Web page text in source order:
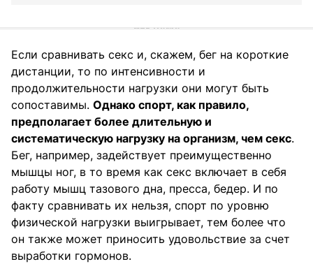
Если сравнивать секс и, скажем, бег на короткие
дистанции, то по интенсивности и
продолжительности нагрузки они могут быть
сопоставимы. Однако спорт, как правило,
предполагает более длительную и
систематическую нагрузку на организм, чем секс.
Бег, например, задействует преимущественно
мышцы ног, в то время как секс включает в себя
работу мышц тазового дна, пресса, бедер. И по
факту сравнивать их нельзя, спорт по уровню
физической нагрузки выигрывает, тем более что
он также может приносить удовольствие за счет
выработки гормонов.